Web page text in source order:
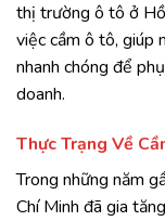
thị trường ô tô ở Hồ
việc cầm ô tô, giúp
nhanh chóng để
doanh.
Thực Trạng Về
Trong những năm
Chí Minh đã gia